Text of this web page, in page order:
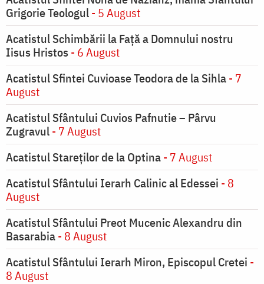
Grigorie Teologul- 5 August
Acatistul Schimbării la Faţă a Domnului nostru
Iisus Hristos - 6 August
Acatistul Sfintei Cuvioase Teodora de la Sihla- 7
August
Acatistul Sfântului Cuvios Pafnutie – Pârvu
Zugravul- 7 August
Acatistul Stareţilor de la Optina- 7 August
Acatistul Sfântului Ierarh Calinic al Edessei - 8
August
Acatistul Sfântului Preot Mucenic Alexandru din
Basarabia- 8 August
Acatistul Sfântului Ierarh Miron, Episcopul Cretei -
8 August